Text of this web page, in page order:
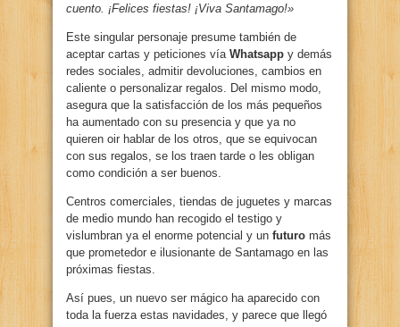
cuento. ¡Felices fiestas! ¡Viva Santamago!»
Este singular personaje presume también de
aceptar cartas y peticiones vía Whatsapp y demás
redes sociales, admitir devoluciones, cambios en
caliente o personalizar regalos. Del mismo modo,
asegura que la satisfacción de los más pequeños
ha aumentado con su presencia y que ya no
quieren oir hablar de los otros, que se equivocan
con sus regalos, se los traen tarde o les obligan
como condición a ser buenos.
Centros comerciales, tiendas de juguetes y marcas
de medio mundo han recogido el testigo y
vislumbran ya el enorme potencial y un futuro más
que prometedor e ilusionante de Santamago en las
próximas fiestas.
Así pues, un nuevo ser mágico ha aparecido con
toda la fuerza estas navidades, y parece que llegó